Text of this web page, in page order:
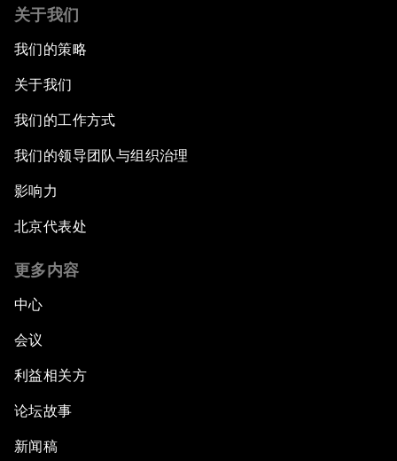
关于我们
我们的策略
关于我们
我们的工作方式
我们的领导团队与组织治理
影响力
北京代表处
更多内容
中心
会议
利益相关方
论坛故事
新闻稿